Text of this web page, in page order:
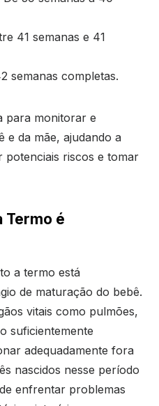
41 semanas e 41
semanas completas.
para monitorar e
e da mãe, ajudando a
potenciais riscos e tomar
Termo é
a termo está
de maturação do bebê.
vitais como pulmões,
suficientemente
adequadamente fora
nascidos nesse período
enfrentar problemas